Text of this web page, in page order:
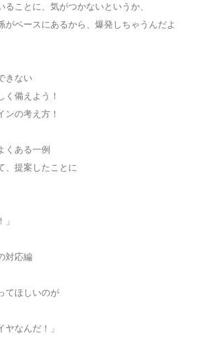
ることに、気がつかないというか、
がベースにあるから、爆発しちゃうんだよ
きない
く備えよう！
ンの考え方！
くある一例
、提案したことに
対応編
てほしいのが
ヤなんだ！」